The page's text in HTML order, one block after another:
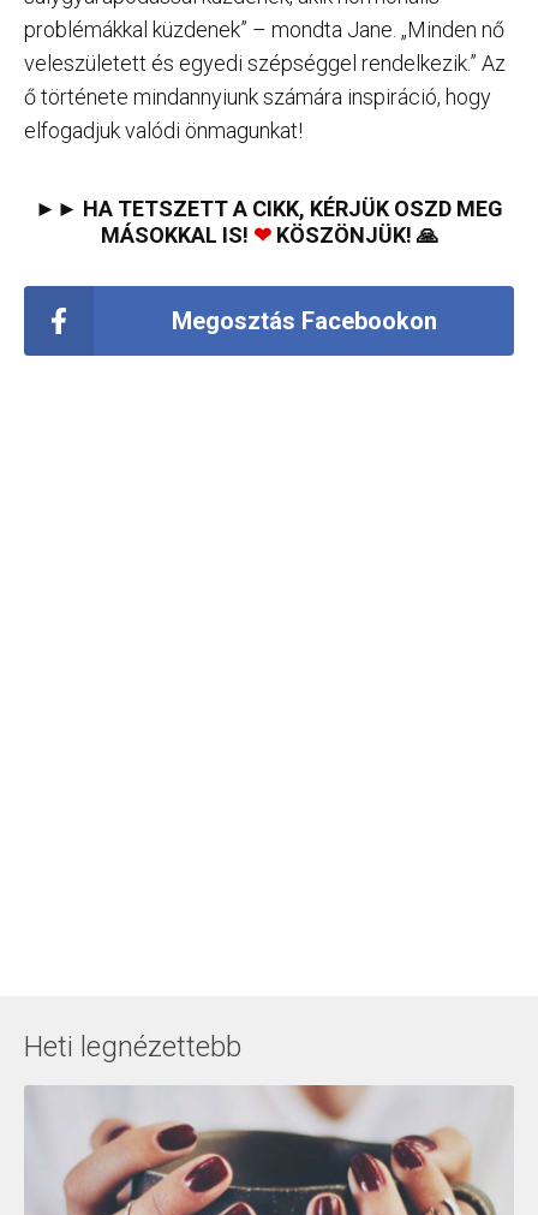
problémákkal küzdenek” – mondta Jane. „Minden nő
veleszületett és egyedi szépséggel rendelkezik.” Az
ő története mindannyiunk számára inspiráció, hogy
elfogadjuk valódi önmagunkat!
►► HA TETSZETT A CIKK, KÉRJÜK OSZD MEG
MÁSOKKAL IS! ❤KÖSZÖNJÜK! 🙏
Megosztás Facebookon
Heti legnézettebb